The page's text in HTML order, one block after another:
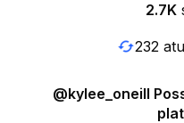
2.7K
232
@kylee_oneill